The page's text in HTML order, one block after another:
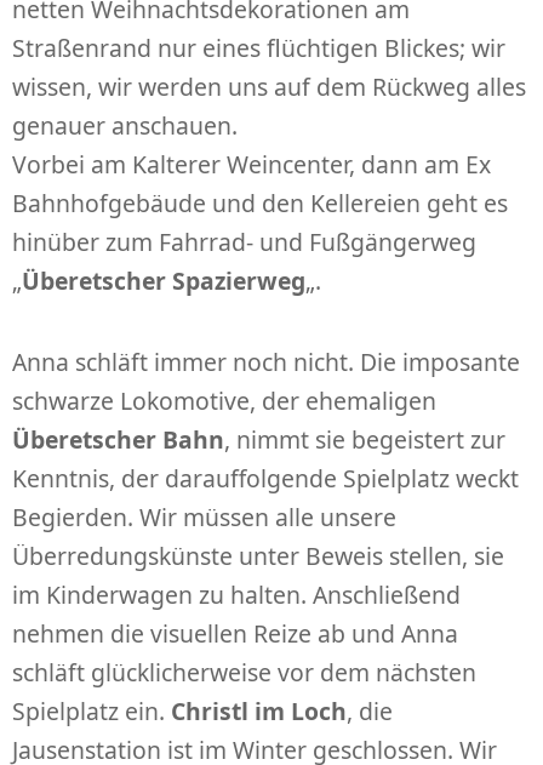
netten Weihnachtsdekorationen am
Straßenrand nur eines flüchtigen Blickes; wir
wissen, wir werden uns auf dem Rückweg alles
genauer anschauen.
Vorbei am Kalterer Weincenter, dann am Ex
Bahnhofgebäude und den Kellereien geht es
hinüber zum Fahrrad- und Fußgängerweg
„Überetscher Spazierweg„.
Anna schläft immer noch nicht. Die imposante
schwarze Lokomotive, der ehemaligen
Überetscher Bahn, nimmt sie begeistert zur
Kenntnis, der darauffolgende Spielplatz weckt
Begierden. Wir müssen alle unsere
Überredungskünste unter Beweis stellen, sie
im Kinderwagen zu halten. Anschließend
nehmen die visuellen Reize ab und Anna
schläft glücklicherweise vor dem nächsten
Spielplatz ein. Christl im Loch, die
Jausenstation ist im Winter geschlossen. Wir